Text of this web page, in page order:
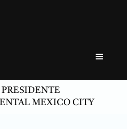
MEXICO CITY